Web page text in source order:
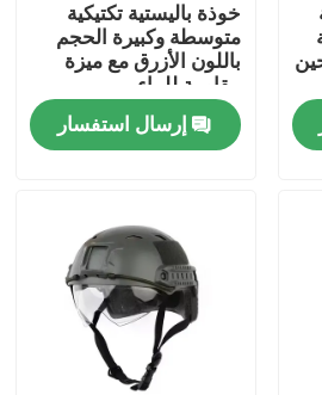
مضادة للرصاص
خوذة باليستية تكتيكية
متوسطة وكبيرة الحجم
باللون الأزرق مع ميزة
مقاومة للماء
إرسال استفسار